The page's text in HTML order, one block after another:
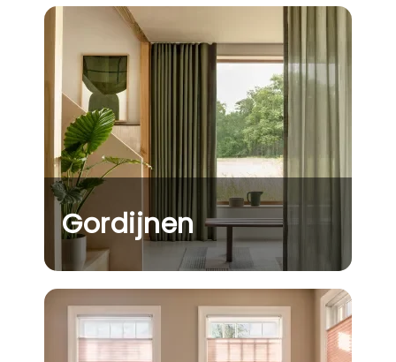
Gordijnen